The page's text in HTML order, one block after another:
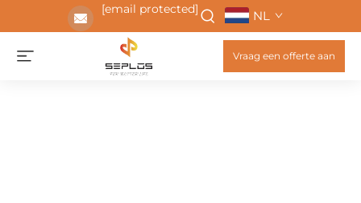
[email protected] NL
Vraag een offerte aan